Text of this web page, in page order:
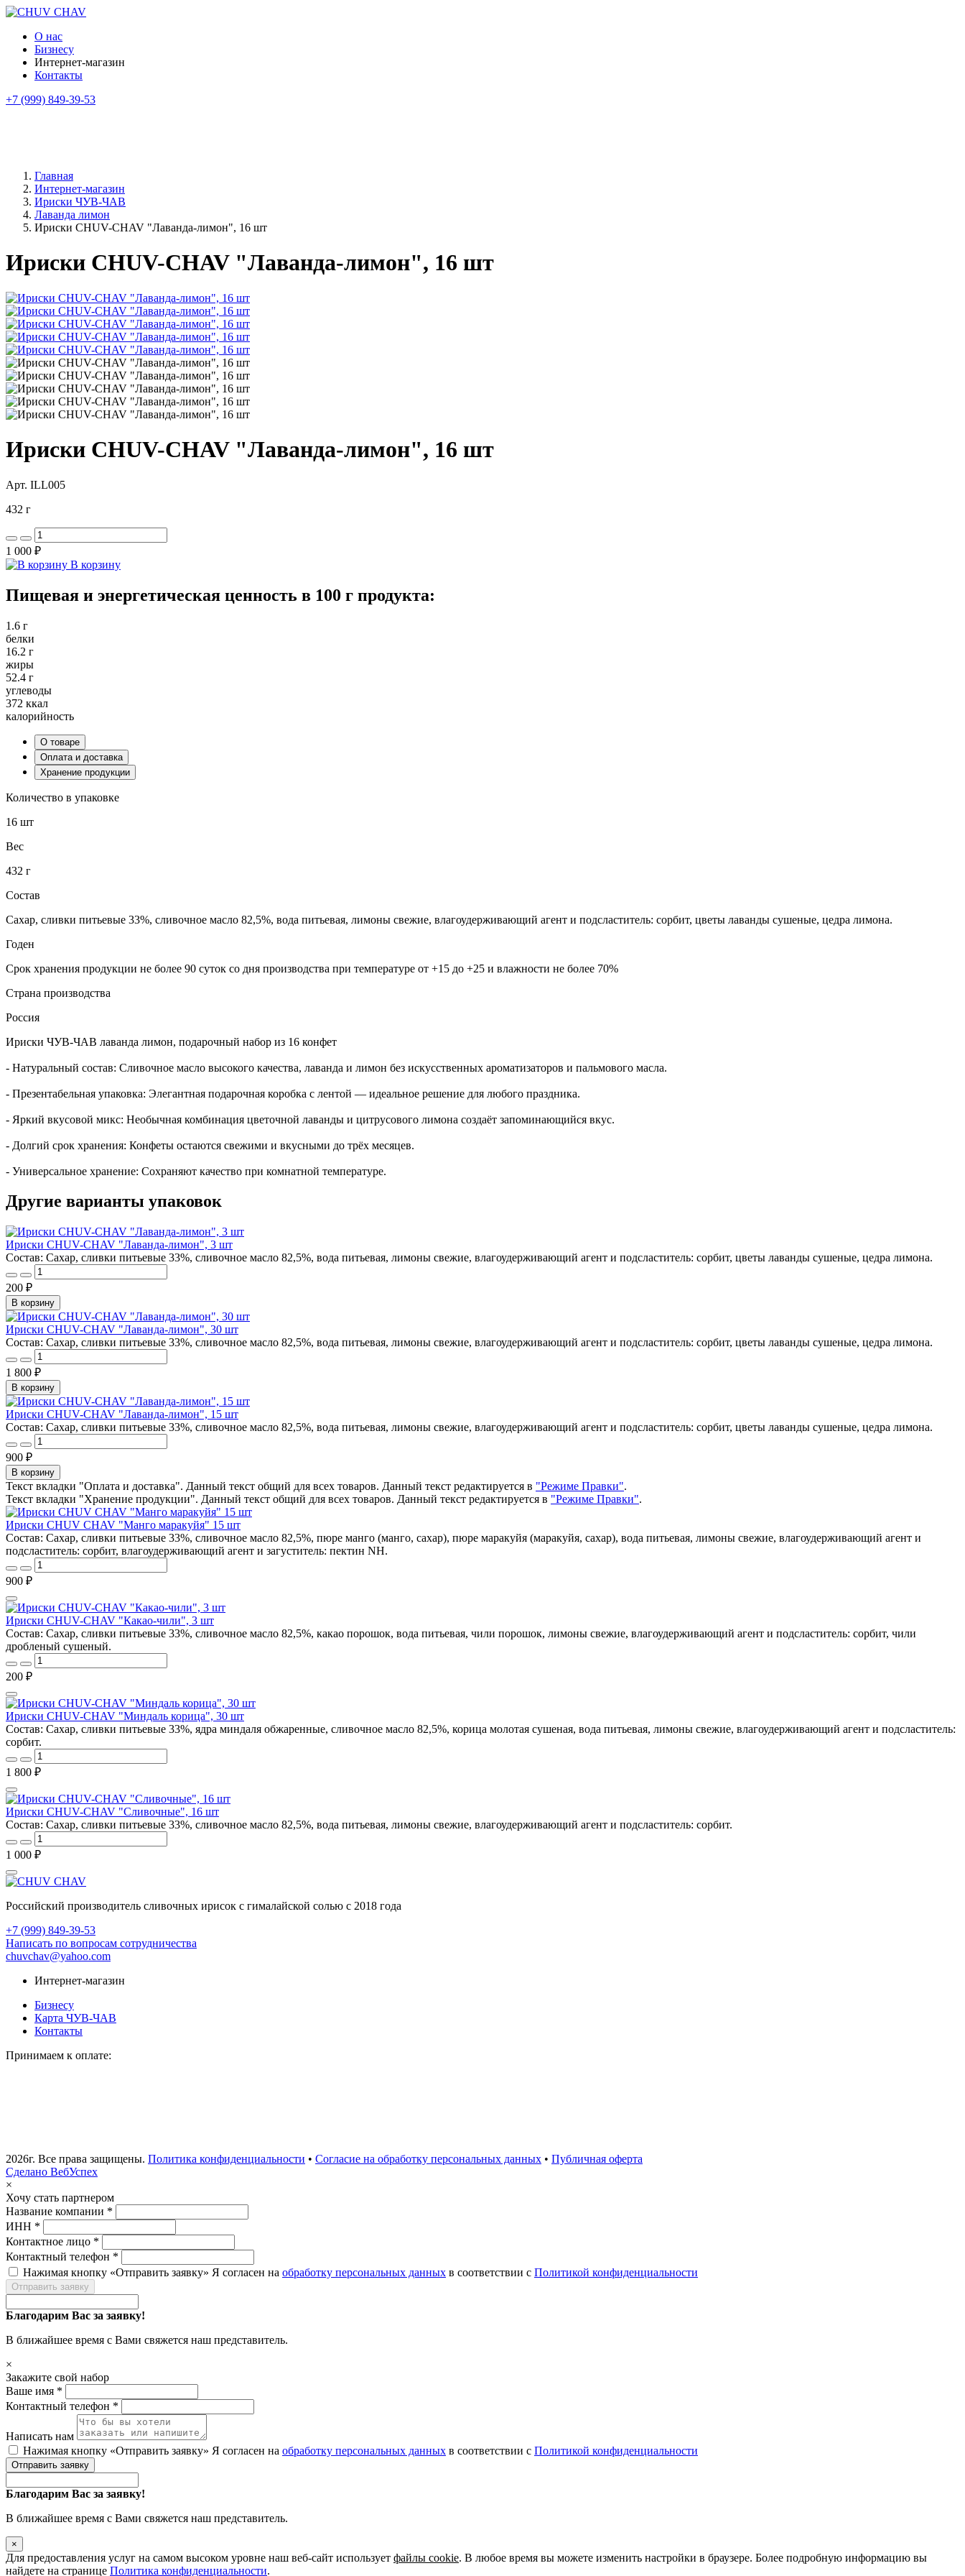
О нас
Бизнесу
Интернет-магазин
Контакты
+7 (999) 849-39-53
Главная
Интернет-магазин
Ириски ЧУВ-ЧАВ
Лаванда лимон
Ириски CHUV-CHAV "Лаванда-лимон", 16 шт
Ириски CHUV-CHAV "Лаванда-лимон", 16 шт
Ириски CHUV-CHAV "Лаванда-лимон", 16 шт
Арт. ILL005
432 г
1 000 ₽
В корзину
Пищевая и энергетическая ценность в 100 г продукта:
1.6 г
белки
16.2 г
жиры
52.4 г
углеводы
372 ккал
калорийность
О товаре
Оплата и доставка
Хранение продукции
Количество в упаковке
16 шт
Вес
432 г
Состав
Сахар, сливки питьевые 33%, сливочное масло 82,5%, вода питьевая, лимоны свежие, влагоудерживающий агент и подсластитель: сорбит, цветы лаванды сушеные, цедра лимона.
Годен
Срок хранения продукции не более 90 суток со дня производства при температуре от +15 до +25 и влажности не более 70%
Страна производства
Россия
Ириски ЧУВ-ЧАВ лаванда лимон, подарочный набор из 16 конфет
- Натуральный состав: Сливочное масло высокого качества, лаванда и лимон без искусственных ароматизаторов и пальмового масла.
- Презентабельная упаковка: Элегантная подарочная коробка с лентой — идеальное решение для любого праздника.
- Яркий вкусовой микс: Необычная комбинация цветочной лаванды и цитрусового лимона создаёт запоминающийся вкус.
- Долгий срок хранения: Конфеты остаются свежими и вкусными до трёх месяцев.
- Универсальное хранение: Сохраняют качество при комнатной температуре.
Другие варианты упаковок
Ириски CHUV-CHAV "Лаванда-лимон", 3 шт
Состав: Сахар, сливки питьевые 33%, сливочное масло 82,5%, вода питьевая, лимоны свежие, влагоудерживающий агент и подсластитель: сорбит, цветы лаванды сушеные, цедра лимона.
200 ₽
В корзину
Ириски CHUV-CHAV "Лаванда-лимон", 30 шт
Состав: Сахар, сливки питьевые 33%, сливочное масло 82,5%, вода питьевая, лимоны свежие, влагоудерживающий агент и подсластитель: сорбит, цветы лаванды сушеные, цедра лимона.
1 800 ₽
В корзину
Ириски CHUV-CHAV "Лаванда-лимон", 15 шт
Состав: Сахар, сливки питьевые 33%, сливочное масло 82,5%, вода питьевая, лимоны свежие, влагоудерживающий агент и подсластитель: сорбит, цветы лаванды сушеные, цедра лимона.
900 ₽
В корзину
Текст вкладки "Оплата и доставка". Данный текст общий для всех товаров. Данный текст редактируется в "Режиме Правки".
Текст вкладки "Хранение продукции". Данный текст общий для всех товаров. Данный текст редактируется в "Режиме Правки".
Ириски CHUV CHAV "Манго маракуйя" 15 шт
Состав: Сахар, сливки питьевые 33%, сливочное масло 82,5%, пюре манго (манго, сахар), пюре маракуйя (маракуйя, сахар), вода питьевая, лимоны свежие, влагоудерживающий агент и
подсластитель: сорбит, влагоудерживающий агент и загуститель: пектин NH.
900 ₽
Ириски CHUV-CHAV "Какао-чили", 3 шт
Состав: Сахар, сливки питьевые 33%, сливочное масло 82,5%, какао порошок, вода питьевая, чили порошок, лимоны свежие, влагоудерживающий агент и подсластитель: сорбит, чили
дробленый сушеный.
200 ₽
Ириски CHUV-CHAV "Миндаль корица", 30 шт
Состав: Сахар, сливки питьевые 33%, ядра миндаля обжаренные, сливочное масло 82,5%, корица молотая сушеная, вода питьевая, лимоны свежие, влагоудерживающий агент и подсластитель:
сорбит.
1 800 ₽
Ириски CHUV-CHAV "Сливочные", 16 шт
Состав: Сахар, сливки питьевые 33%, сливочное масло 82,5%, вода питьевая, лимоны свежие, влагоудерживающий агент и подсластитель: сорбит.
1 000 ₽
Российский производитель сливочных ирисок с гималайской солью с 2018 года
+7 (999) 849-39-53
Написать по вопросам сотрудничества
chuvchav@yahoo.com
Интернет-магазин
Бизнесу
Карта ЧУВ-ЧАВ
Контакты
Принимаем к оплате:
2026г. Все права защищены. Политика конфиденциальности • Согласие на обработку персональных данных • Публичная оферта
Сделано ВебУспех
×
Хочу стать партнером
Название компании *
ИНН *
Контактное лицо *
Контактный телефон *
Нажимая кнопку «Отправить заявку» Я согласен на обработку персональных данных в соответствии с Политикой конфиденциальности
Отправить заявку
Благодарим Вас за заявку!
В ближайшее время с Вами свяжется наш представитель.
×
Закажите свой набор
Ваше имя *
Контактный телефон *
Написать нам
Нажимая кнопку «Отправить заявку» Я согласен на обработку персональных данных в соответствии с Политикой конфиденциальности
Отправить заявку
Благодарим Вас за заявку!
В ближайшее время с Вами свяжется наш представитель.
×
Для предоставления услуг на самом высоком уровне наш веб-сайт использует файлы cookie. В любое время вы можете изменить настройки в браузере. Более подробную информацию вы
найдете на странице Политика конфиденциальности.